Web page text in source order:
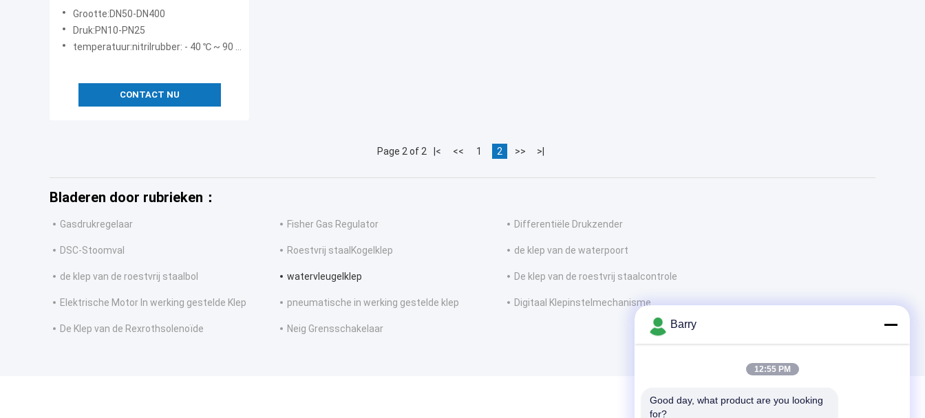
Klepvlinder Eenvoudige Compacte
Structuur
Grootte:DN50-DN400
Druk:PN10-PN25
temperatuur:nitrilrubber: - 40 ℃ ~ 90 ℃ fluorrubber: - 20 ℃ ~ 200 ℃
CONTACT NU
Page 2 of 2 |< << 1 2 >> >|
Bladeren door rubrieken：
Gasdrukregelaar Fisher Gas Regulator Differentiële Drukzender
DSC-Stoomval Roestvrij staalKogelklep de klep van de waterpoort
de klep van de roestvrij staalbol watervleugelklep De klep van de roestvrij staalcontrole
Elektrische Motor In werking gestelde Klep pneumatische in werking gestelde klep Digitaal Klepinstelmechanisme
De Klep van de Rexrothsolenoïde Neig Grensschakelaar Barry
12:55 PM
Good day, what product are you looking
for?